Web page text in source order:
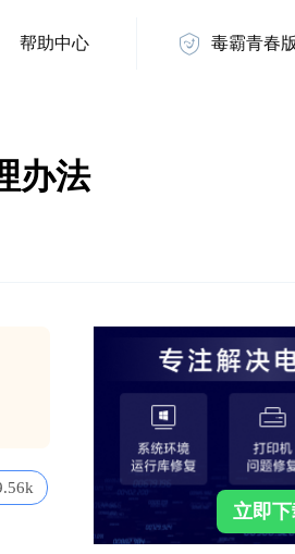
帮助中心 毒霸青春版
办法
立即